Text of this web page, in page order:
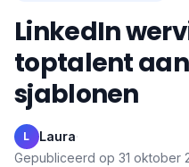
LinkedIn
toptalent
sjablonen
L Laura·
Gepubliceerd op 31 oktober